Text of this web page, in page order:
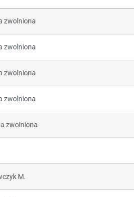
zwolniona
zwolniona
zwolniona
zwolniona
zwolniona
M.